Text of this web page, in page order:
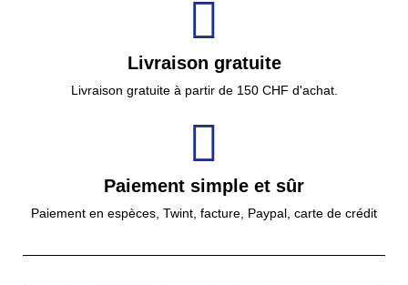
Livraison gratuite
Livraison gratuite à partir de 150 CHF d'achat.
Paiement simple et sûr
Paiement en espèces, Twint, facture, Paypal, carte de crédit